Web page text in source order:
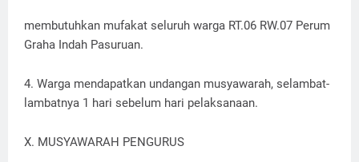
membutuhkan mufakat seluruh warga RT.06 RW.07 Perum
Graha Indah Pasuruan.
4. Warga mendapatkan undangan musyawarah, selambat-
lambatnya 1 hari sebelum hari pelaksanaan.
X. MUSYAWARAH PENGURUS